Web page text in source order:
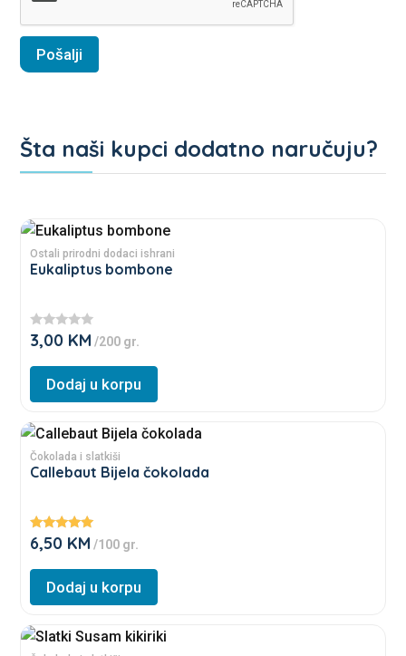
Šta naši kupci dodatno naručuju?
Ostali prirodni dodaci ishrani
Eukaliptus bombone
★
★
★
3,00 KM /200 gr.
This
product
has
variants.
The
options
may
be
chosen
on
product
page
Dodaj u korpu
Čokolada i slatkiši
Callebaut Bijela čokolada
Ocjenjeno
5.00
6,50 KM /100 gr.
This
product
has
variants.
The
options
may
be
chosen
Dodaj u korpu
This